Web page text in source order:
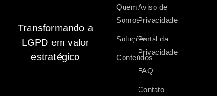
Transformando a
LGPD em valor
estratégico
Quem
Somos
Soluções
Conteúdos
Aviso de
Privacidade
Portal da
Privacidade
FAQ
Contato